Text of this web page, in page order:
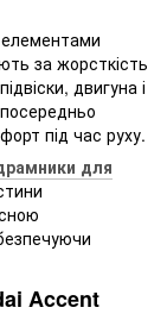
за жорсткість
двигуна і
під час руху.
для
Accent